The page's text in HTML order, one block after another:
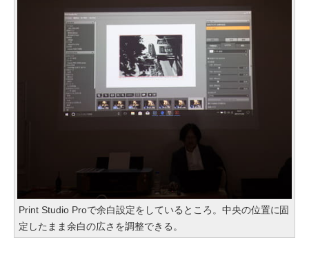
Print Studio Proで余白設定をしているところ。中央の位置に固
定したまま余白の広さを調整できる。